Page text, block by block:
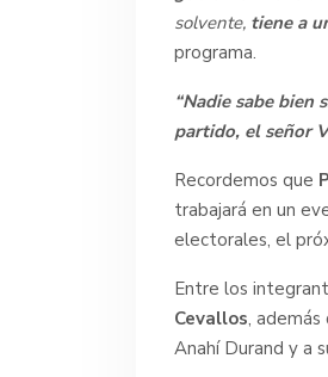
solvente, tiene a
programa.
“Nadie sabe bien
partido, el señor
Recordemos que
trabajará en un
electorales, el
Entre los
Cevallos, además
Anahí Durand y a